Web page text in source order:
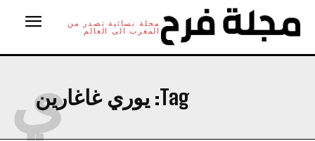
مجلة نسائية تصدر من
المغرب الى العالم
Tag: يوري غاغارين
ي